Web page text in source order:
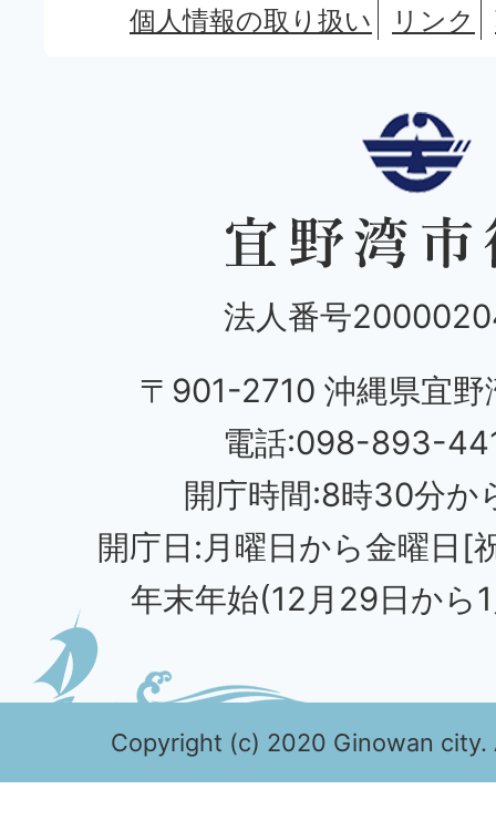
個人情報の取り扱い リンク
法人番号
〒901-2710 沖縄県宜野
電話:098-893-
開庁時間:8時30分か
開庁日:月曜日から金曜日[
年末年始(12月29日から
Copyright (c) 2020 Ginowan city.